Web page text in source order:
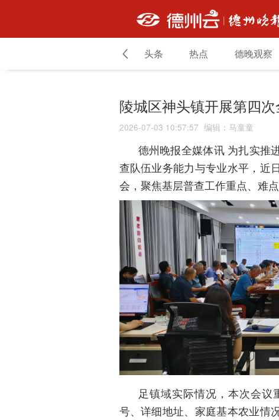
头条 热点 德晚观察
陵城区神头镇开展第四
2026-07-03 10:57:57 编辑 ： 马童童
德州晚报全媒体讯为扎实推
查队伍业务能力与专业水平，近
会，聚焦基层普查工作重点、难
足镇域实际情况，本次会
号、详细地址、家庭基本农业情